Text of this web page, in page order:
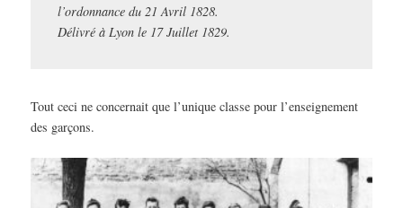
l’ordonnance du 21 Avril 1828.
Délivré à Lyon le 17 Juillet 1829.
Tout ceci ne concernait que l’unique classe pour l’enseignement
des garçons.